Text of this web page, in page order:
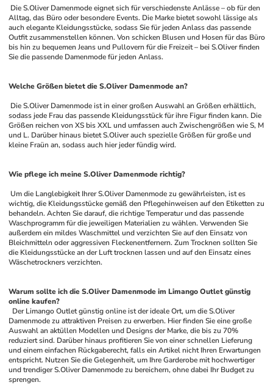
Alltag, das Büro oder besondere Events. Die Marke bietet sowohl lässige als
auch elegante Kleidungsstücke, sodass Sie für jeden Anlass das passende
Outfit zusammenstellen können. Von schicken Blusen und Hosen für das Büro
bis hin zu bequemen Jeans und Pullovern für die Freizeit – bei S.Oliver finden
Sie die passende Damenmode für jeden Anlass.
Welche Größen bietet die S.Oliver Damenmode an?
sodass jede Frau das passende Kleidungsstück für ihre Figur finden kann. Die
Größen reichen von XS bis XXL und umfassen auch Zwischengrößen wie S, M
und L. Darüber hinaus bietet S.Oliver auch spezielle Größen für große und
kleine Fraün an, sodass auch hier jeder fündig wird.
Wie pflege ich meine S.Oliver Damenmode richtig?
wichtig, die Kleidungsstücke gemäß den Pflegehinweisen auf den Etiketten zu
behandeln. Achten Sie darauf, die richtige Temperatur und das passende
Waschprogramm für die jeweiligen Materialien zu wählen. Verwenden Sie
außerdem ein mildes Waschmittel und verzichten Sie auf den Einsatz von
Bleichmitteln oder aggressiven Fleckenentfernern. Zum Trocknen sollten Sie
die Kleidungsstücke an der Luft trocknen lassen und auf den Einsatz eines
Wäschetrockners verzichten.
Warum sollte ich die S.Oliver Damenmode im Limango Outlet günstig
online kaufen?
Der Limango Outlet günstig online ist der ideale Ort, um die S.Oliver
Damenmode zu attraktiven Preisen zu erwerben. Hier finden Sie eine große
Auswahl an aktüllen Modellen und Designs der Marke, die bis zu 70%
reduziert sind. Darüber hinaus profitieren Sie von einer schnellen Lieferung
und einem einfachen Rückgaberecht, falls ein Artikel nicht Ihren Erwartungen
entspricht. Nutzen Sie die Gelegenheit, um Ihre Garderobe mit hochwertiger
und trendiger S.Oliver Damenmode zu bereichern, ohne dabei Ihr Budget zu
sprengen.